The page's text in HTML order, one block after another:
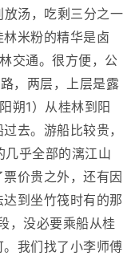
汤，吃剩三分之一
米粉的精华是卤
交通。很方便，公
，两层，上层是露
朔1）从桂林到阳
去。游船比较贵，
乎全部的漓江山
价贵之外，还有因
到坐竹筏时有的那
，没必要乘船从桂
我们找了小李师傅